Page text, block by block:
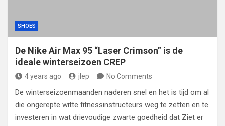
SHOES
De Nike Air Max 95 “Laser Crimson” is de
ideale winterseizoen CREP
4 years ago jlep No Comments
De winterseizoenmaanden naderen snel en het is tijd om al
die ongerepte witte fitnessinstructeurs weg te zetten en te
investeren in wat drievoudige zwarte goedheid dat Ziet er